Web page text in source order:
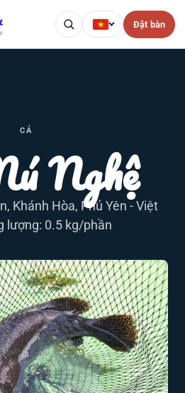
Đặt bàn
CÁ
Nghệ
Khánh Hòa, Phú Yên - Việt
lượng: 0.5 kg/phần